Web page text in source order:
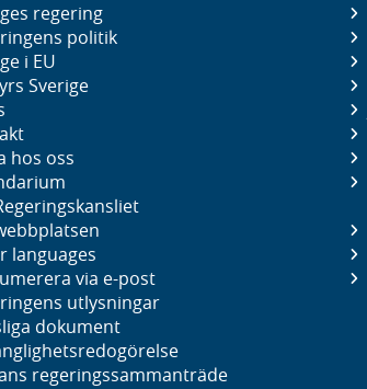
regering
politik
i EU
Sverige
hos oss
languages
via e-post
utlysningar
dokument
regeringssammanträde